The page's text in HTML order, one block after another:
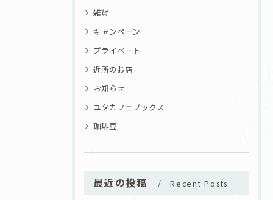
雑貨
キャンペーン
プライベート
近所のお店
お知らせ
ユタカフェブックス
珈琲豆
最近の投稿 Recent Posts